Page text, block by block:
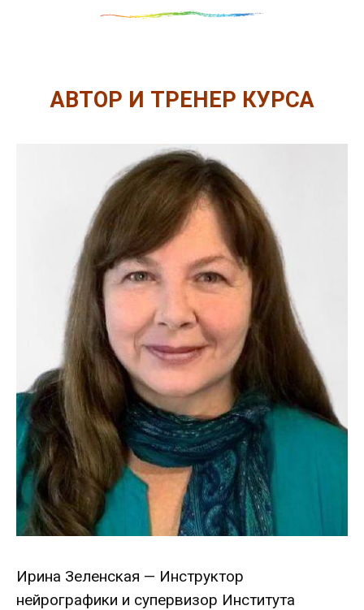
АВТОР И ТРЕНЕР КУРСА
Ирина Зеленская — Инструктор
нейрографики и супервизор Института